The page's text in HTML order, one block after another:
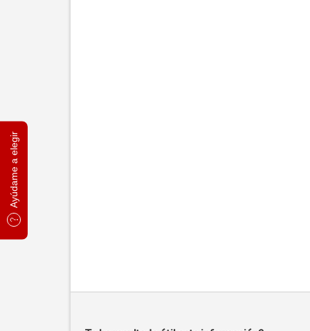
Ayúdame a elegir